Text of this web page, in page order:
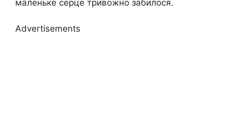
маленьке серце тривожно забилося.
Advertisements